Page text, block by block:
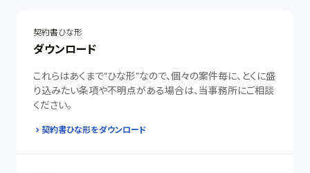
契約書ひな形
ダウンロード
これらはあくまで”ひな形”なので、個々の案件毎に、とくに盛
り込みたい条項や不明点がある場合は、当事務所にご相談
ください。
契約書ひな形をダウンロード